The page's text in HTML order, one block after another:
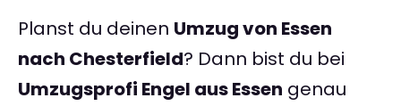
Planst du deinen Umzug von Essen
nach Chesterfield? Dann bist du bei
Umzugsprofi Engel aus Essen genau